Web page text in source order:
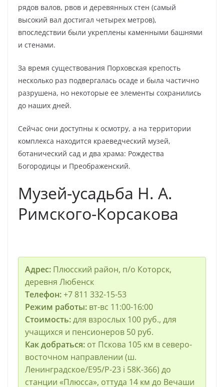
рядов валов, рвов и деревянных стен (самый
высокий вал достигал четырех метров),
впоследствии были укреплены каменными башнями
и стенами.
За время существования Порховская крепость
несколько раз подвергалась осаде и была частично
разрушена, но некоторые ее элементы сохранились
до наших дней.
Сейчас они доступны к осмотру, а на территории
комплекса находится краеведческий музей,
ботанический сад и два храма: Рождества
Богородицы и Преображенский.
Музей-усадьба Н. А.
Римского-Корсакова
Адрес:Плюсский район, п/о Которск,
деревня Любенск
Телефон:+7 811 332-15-53
Режим работы: вт-вс 11:00-16:00
Стоимость:для взрослых 100 руб., для
учащихся и пенсионеров 50 руб.
Как добраться: от Пскова 105 км в северо-
восточном направлении (ш.
Ленинградское/E95/Р-23 і 58К-366) до
станции «Плюсса», оттуда 14 км до Вечаши